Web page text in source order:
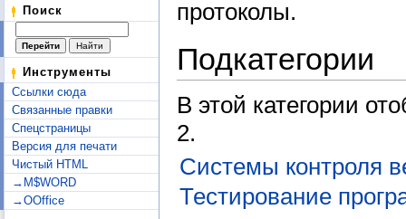
Поиск
Инструменты
Ссылки сюда
Связанные правки
Спецстраницы
Версия для печати
Чистый HTML
→M$WORD
→OOffice
протоколы.
Подкатегории
В этой категории
2.
Системы контроля
Тестирование